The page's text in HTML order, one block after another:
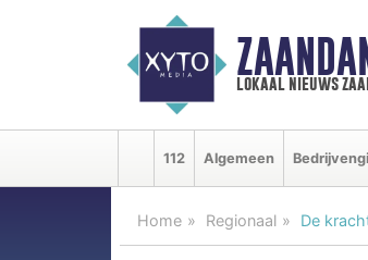
lokaal nieuws
112 Algemeen
Home Regionaal De